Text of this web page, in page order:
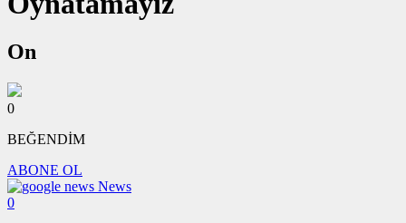
On
0
BEĞENDİM
ABONE OL
News
0